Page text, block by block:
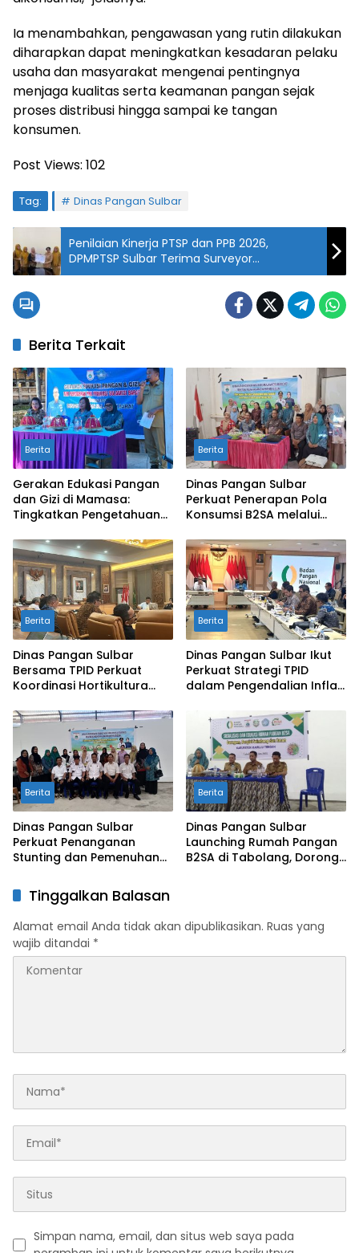
Ia menambahkan, pengawasan yang rutin dilakukan
diharapkan dapat meningkatkan kesadaran pelaku
usaha dan masyarakat mengenai pentingnya
menjaga kualitas serta keamanan pangan sejak
proses distribusi hingga sampai ke tangan
konsumen.
Post Views: 102
Tag: Dinas Pangan Sulbar
Penilaian Kinerja PTSP dan PPB 2026,
DPMPTSP Sulbar Terima Surveyor
Kementerian Investasi dan Hilirisasi
Berita Terkait
Berita
Gerakan Edukasi Pangan
dan Gizi di Mamasa:
Tingkatkan Pengetahuan
Keluarga dalam
Pemenuhan Gizi
Berita
Dinas Pangan Sulbar
Perkuat Penerapan Pola
Konsumsi B2SA melalui
Tuluk
Berita
Dinas Pangan Sulbar
Bersama TPID Perkuat
Koordinasi Hortikultura
Daerah
Berita
Dinas Pangan Sulbar Ikut
Perkuat Strategi TPID
dalam Pengendalian Inflasi
Berita
Dinas Pangan Sulbar
Perkuat Penanganan
Stunting dan Pemenuhan
Penyusunan Menu B2SA
Berita
Dinas Pangan Sulbar
Launching Rumah Pangan
B2SA di Tabolang, Dorong
Tinggalkan Balasan
Alamat email Anda tidak akan dipublikasikan. Ruas yang
wajib ditandai *
Simpan nama, email, dan situs web saya pada